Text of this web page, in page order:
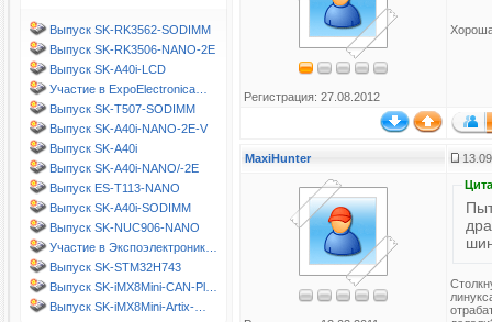
Выпуск SK-RK3562-SODIMM
Выпуск SK-RK3506-NANO-2E
Выпуск SK-A40i-LCD
Участие в ExpoElectronica…
Выпуск SK-T507-SODIMM
Выпуск SK-A40i-NANO-2E-V
Выпуск SK-A40i
Выпуск SK-A40i-NANO/-2E
Выпуск ES-T113-NANO
Выпуск SK-A40i-SODIMM
Выпуск SK-NUC906-NANO
Участие в Экспоэлектроник…
Выпуск SK-STM32H743
Выпуск SK-iMX8Mini-CAN-Pl…
Выпуск SK-iMX8Mini-Artix-…
Регистрация: 27.08.2012
MaxiHunter